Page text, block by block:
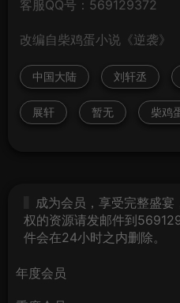
客服QQ号：569129372
改编自柴鸡蛋小说《逆袭》
中国大陆 刘轩丞
展轩 暂无 柴鸡
成为会员，享受完整盛
权的资源请发邮件到
件会在24小时之内删除。
年度会员